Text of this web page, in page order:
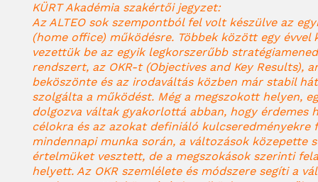
KÜRT Akadémia szakértői jegyzet:
Az ALTEO sok szempontból fel volt készülve az
(home office) működésre. Többek között egy évvel
vezettük be az egyik legkorszerűbb
rendszert, az OKR-t (Objectives and Key Results),
beköszönte és az irodaváltás közben már stabil
szolgálta a működést. Még a megszokott helyen,
dolgozva váltak gyakorlottá abban, hogy érdemes
célokra és az azokat definiáló kulcseredményekre
mindennapi munka során, a változások közepette
értelmüket vesztett, de a megszokások szerinti
helyett. Az OKR szemlélete és módszere segíti a